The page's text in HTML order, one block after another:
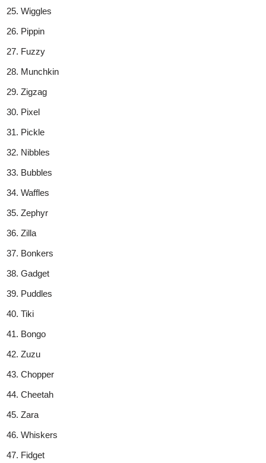
Wiggles
Pippin
Fuzzy
Munchkin
Zigzag
Pixel
Pickle
Nibbles
Bubbles
Waffles
Zephyr
Zilla
Bonkers
Gadget
Puddles
Tiki
Bongo
Zuzu
Chopper
Cheetah
Zara
Whiskers
Fidget